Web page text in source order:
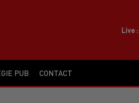
PUB CONTACT
Live :